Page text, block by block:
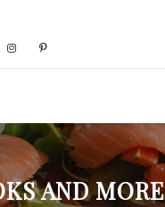
AND MORE